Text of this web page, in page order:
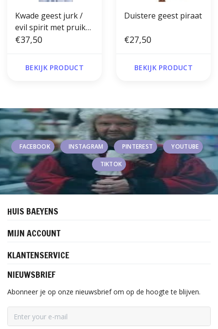
Kwade geest jurk /
evil spirit met pruik
(the ring)
€37,50
BEKIJK PRODUCT
Duistere geest piraat
€27,50
BEKIJK PRODUCT
FACEBOOK INSTAGRAM PINTEREST YOUTUBE
TIKTOK
HUIS BAEYENS
MIJN ACCOUNT
KLANTENSERVICE
NIEUWSBRIEF
Abonneer je op onze nieuwsbrief om op de hoogte te blijven.